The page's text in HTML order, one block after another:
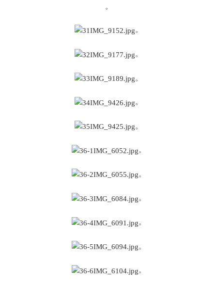
。
。
。
。
。
。
。
。
。
。
。
。